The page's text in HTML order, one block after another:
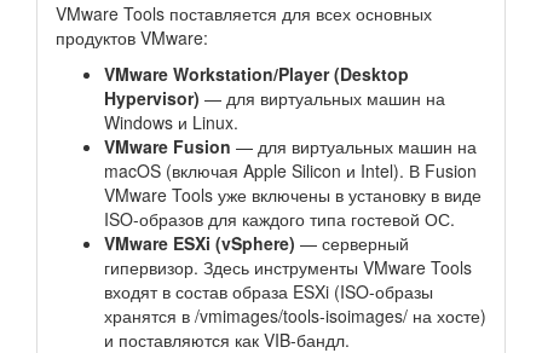
VMware Tools поставляется для всех основных
продуктов VMware:
VMware Workstation/Player (Desktop
Hypervisor) — для виртуальных машин на
Windows и Linux.
VMware Fusion — для виртуальных машин на
macOS (включая Apple Silicon и Intel). В Fusion
VMware Tools уже включены в установку в виде
ISO-образов для каждого типа гостевой ОС.
VMware ESXi (vSphere) — серверный
гипервизор. Здесь инструменты VMware Tools
входят в состав образа ESXi (ISO-образы
хранятся в /vmimages/tools-isoimages/ на хосте)
и поставляются как VIB-бандл.